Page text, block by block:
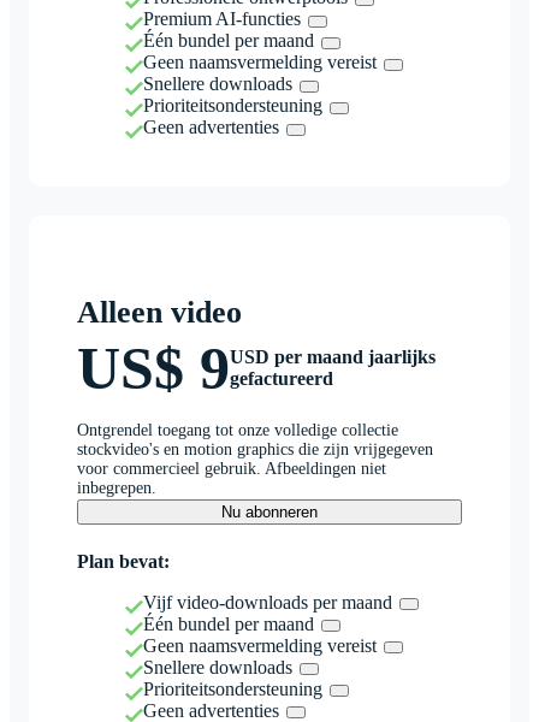
Premium AI-functies
Één bundel per maand
Geen naamsvermelding vereist
Snellere downloads
Prioriteitsondersteuning
Geen advertenties
Alleen video
US$ 9USD per maand jaarlijks
gefactureerd
Ontgrendel toegang tot onze volledige collectie
stockvideo's en motion graphics die zijn vrijgegeven
voor commercieel gebruik. Afbeeldingen niet
inbegrepen.
Nu abonneren
Plan bevat:
Vijf video-downloads per maand
Één bundel per maand
Geen naamsvermelding vereist
Snellere downloads
Prioriteitsondersteuning
Geen advertenties